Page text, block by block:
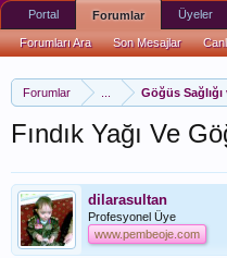
Forumlar Göğüs Sağlığı
Fındık Yağı Ve
dilarasultan
Profesyonel Üye
www.pembeoje.com
Portal Forumlar
Forumları Ara Son Mesajlar
Üyeler